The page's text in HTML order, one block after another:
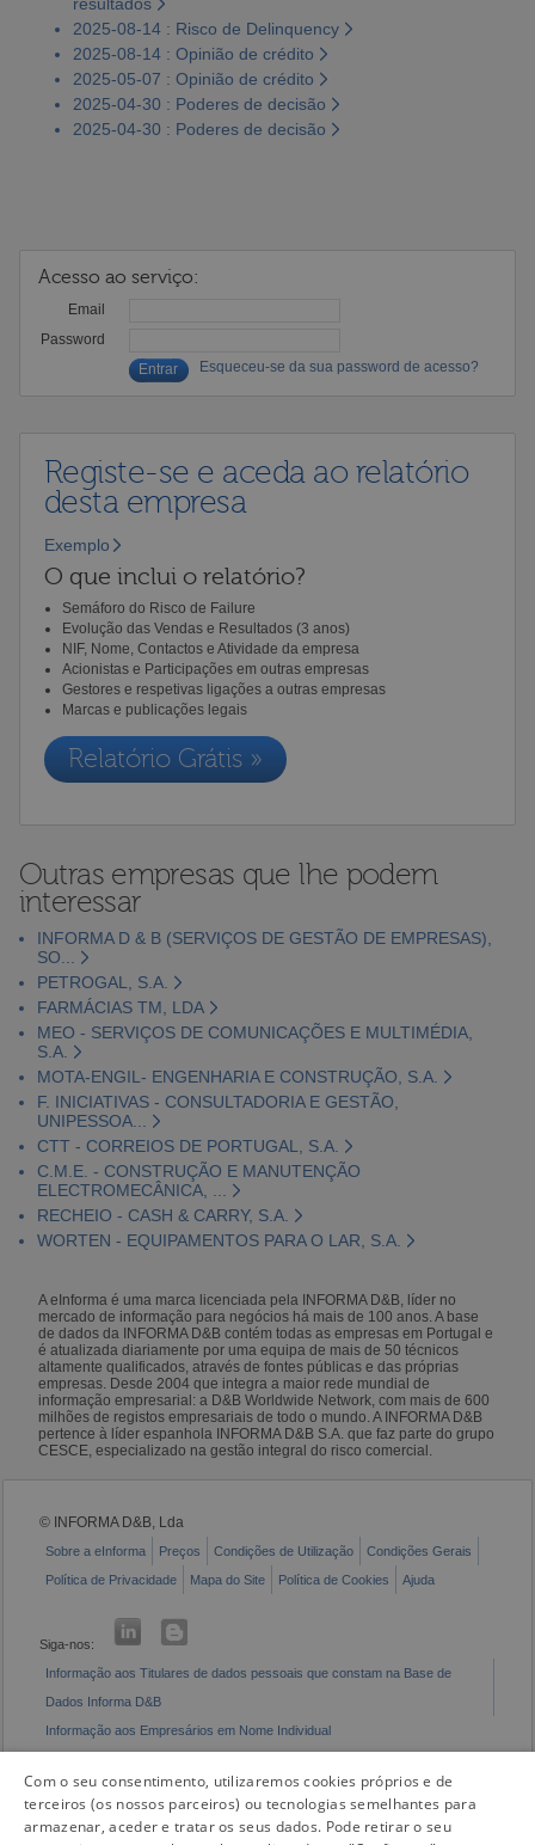
2025-08-14 : Risco de Delinquency
2025-08-14 : Opinião de crédito
2025-05-07 : Opinião de crédito
2025-04-30 : Poderes de decisão
2025-04-30 : Poderes de decisão
Acesso ao serviço:
Email
Password
Esqueceu-se da sua password de acesso?
Registe-se e aceda ao relatório
desta empresa
Exemplo
O que inclui o relatório?
Semáforo do Risco de Failure
Evolução das Vendas e Resultados (3 anos)
NIF, Nome, Contactos e Atividade da empresa
Acionistas e Participações em outras empresas
Gestores e respetivas ligações a outras empresas
Marcas e publicações legais
Relatório Grátis »
Outras empresas que lhe podem
interessar
INFORMA D & B (SERVIÇOS DE GESTÃO DE EMPRESAS),
SO...
PETROGAL, S.A.
FARMÁCIAS TM, LDA
MEO - SERVIÇOS DE COMUNICAÇÕES E MULTIMÉDIA,
S.A.
MOTA-ENGIL- ENGENHARIA E CONSTRUÇÃO, S.A.
F. INICIATIVAS - CONSULTADORIA E GESTÃO,
UNIPESSOA...
CTT - CORREIOS DE PORTUGAL, S.A.
C.M.E. - CONSTRUÇÃO E MANUTENÇÃO
ELECTROMECÂNICA, ...
RECHEIO - CASH & CARRY, S.A.
WORTEN - EQUIPAMENTOS PARA O LAR, S.A.
A eInforma é uma marca licenciada pela INFORMA D&B, líder no
mercado de informação para negócios há mais de 100 anos. A base
de dados da INFORMA D&B contém todas as empresas em Portugal e
é atualizada diariamente por uma equipa de mais de 50 técnicos
altamente qualificados, através de fontes públicas e das próprias
empresas. Desde 2004 que integra a maior rede mundial de
informação empresarial: a D&B Worldwide Network, com mais de 600
milhões de registos empresariais de todo o mundo. A INFORMA D&B
pertence à líder espanhola INFORMA D&B S.A. que faz parte do grupo
CESCE, especializado na gestão integral do risco comercial.
© INFORMA D&B, Lda
Sobre a eInforma Preços Condições de Utilização
Condições Gerais
Política de Privacidade
Mapa do Site Política de Cookies Ajuda
Siga-nos:
Informação aos Titulares de dados pessoais que constam na Base de
Dados Informa D&B
Informação aos Empresários em Nome Individual
Com o seu consentimento, utilizaremos cookies próprios e de
terceiros (os nossos parceiros) ou tecnologias semelhantes para
armazenar, aceder e tratar os seus dados. Pode retirar o seu